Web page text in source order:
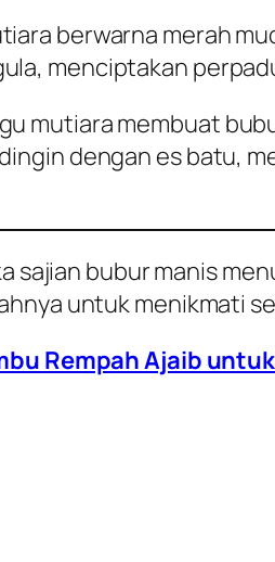
berwarna merah
menciptakan
mutiara membuat
dengan es batu,
sajian bubur manis
untuk menikmati
Rempah Ajaib